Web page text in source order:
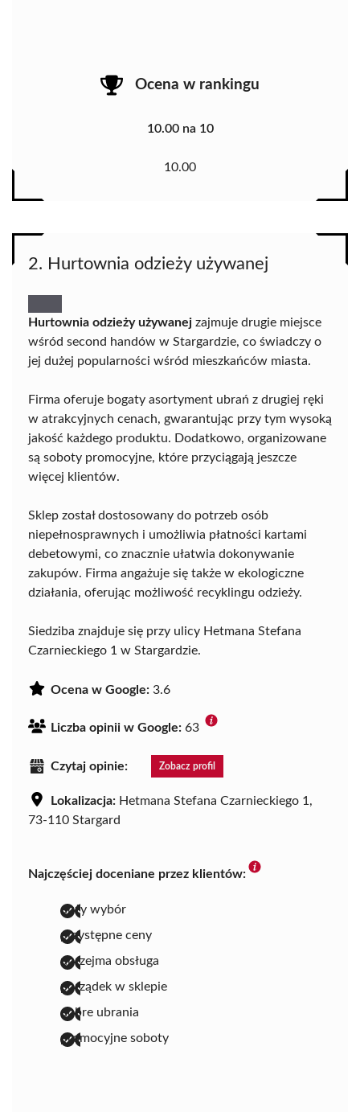
Ocena w rankingu
10.00 na 10
10.00
2. Hurtownia odzieży używanej
Hurtownia odzieży używanej zajmuje drugie miejsce
wśród second handów w Stargardzie, co świadczy o
jej dużej popularności wśród mieszkańców miasta.
Firma oferuje bogaty asortyment ubrań z drugiej ręki
w atrakcyjnych cenach, gwarantując przy tym wysoką
jakość każdego produktu. Dodatkowo, organizowane
są soboty promocyjne, które przyciągają jeszcze
więcej klientów.
Sklep został dostosowany do potrzeb osób
niepełnosprawnych i umożliwia płatności kartami
debetowymi, co znacznie ułatwia dokonywanie
zakupów. Firma angażuje się także w ekologiczne
działania, oferując możliwość recyklingu odzieży.
Siedziba znajduje się przy ulicy Hetmana Stefana
Czarnieckiego 1 w Stargardzie.
Ocena w Google: 3.6
Liczba opinii w Google: 63
Czytaj opinie: Zobacz profil
Lokalizacja: Hetmana Stefana Czarnieckiego 1,
73-110 Stargard
Najczęściej doceniane przez klientów:
duży wybór
przystępne ceny
uprzejma obsługa
porządek w sklepie
dobre ubrania
promocyjne soboty